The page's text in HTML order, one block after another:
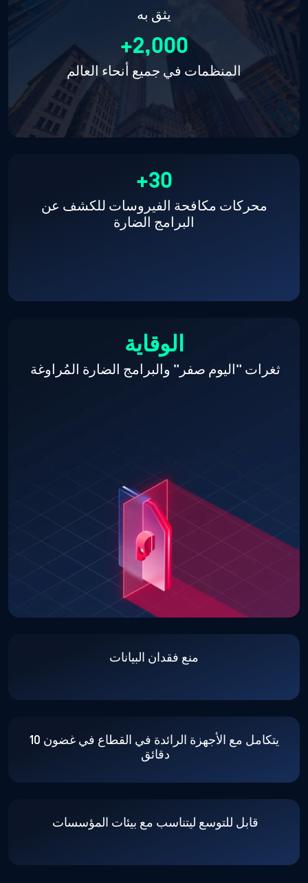
يثق به
2,000+
المنظمات في جميع أنحاء العالم
30+
محركات مكافحة الفيروسات للكشف عن
البرامج الضارة
الوقاية
ثغرات "اليوم صفر" والبرامج الضارة المُراوغة
منع فقدان البيانات
يتكامل مع الأجهزة الرائدة في القطاع في غضون 10
دقائق
قابل للتوسع ليتناسب مع بيئات المؤسسات